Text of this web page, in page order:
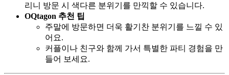
리니 방문 시 색다른 분위기를 만끽할 수 있습니다.
OQtagon 추천 팁
주말에 방문하면 더욱 활기찬 분위기를 느낄 수 있
어요.
커플이나 친구와 함께 가서 특별한 파티 경험을 만
들어 보세요.